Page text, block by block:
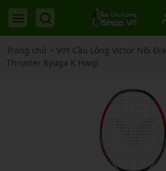
Trang chủ > Vợt Cầu Lông Victor Nội Địa
Thruster Ryuga K Hwql